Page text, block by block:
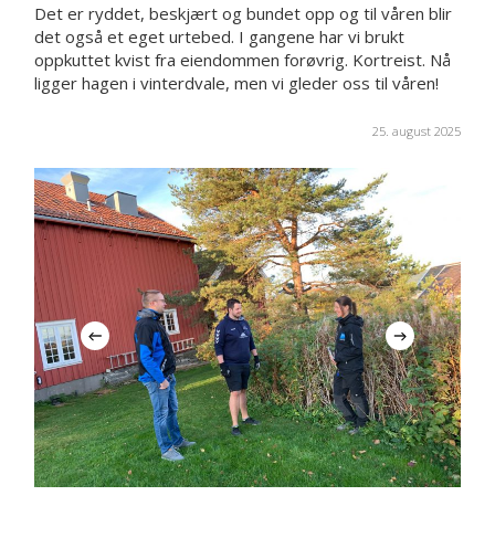
Det er ryddet, beskjært og bundet opp og til våren blir
det også et eget urtebed. I gangene har vi brukt
oppkuttet kvist fra eiendommen forøvrig. Kortreist. Nå
ligger hagen i vinterdvale, men vi gleder oss til våren!
25. august 2025